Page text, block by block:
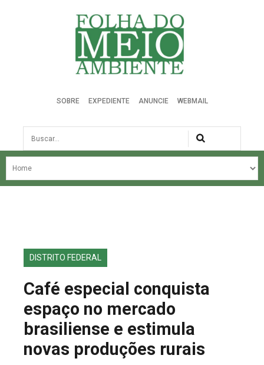
Folha do Meio Ambiente
SOBRE EXPEDIENTE ANUNCIE WEBMAIL
Busca
NOSSA HISTÓRIA
EDIÇÕES ANTERIORES
FALE CONOSCO
DISTRITO FEDERAL
Café especial conquista
espaço no mercado
brasiliense e estimula
novas produções rurais